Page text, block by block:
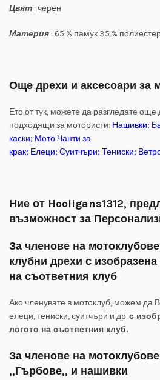
Цвят : черен
Материя : 65 % памук 35 %
Още дрехи и аксесоари за
Ето от тук, можете да разгледате още
подходящи за мотористи: Нашивки;
каски; Мото Чанти за
крак; Елеци; Суитчъри; Тениски;
Ние от Hooligans1312,
възможност за
За членове на
клубни дрехи с
на съответния клуб
Ако членувате в мотоклуб, можем да
елеци, тениски, суитчъри и др.с
логото на съответния клуб.
За членове на
,,Гърбове,, и нашивки